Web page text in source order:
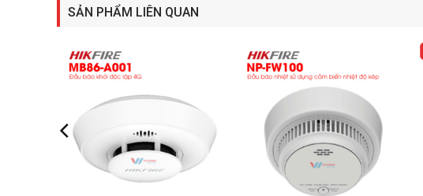
SẢN PHẨM LIÊN QUAN